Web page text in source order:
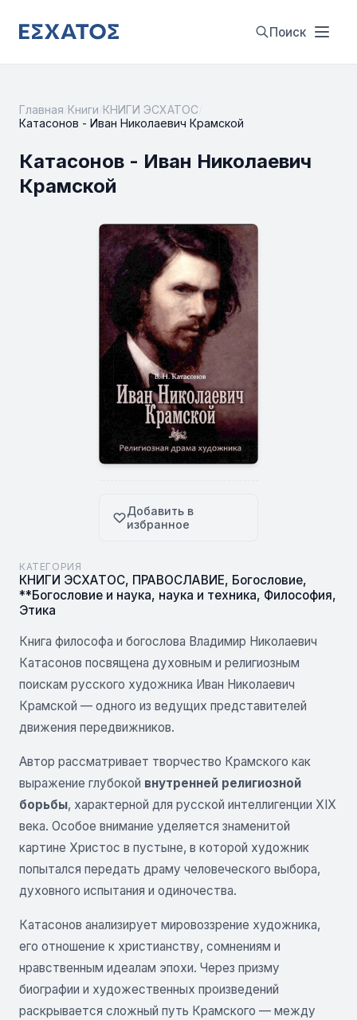
Поиск
Главная Книги КНИГИ ЭСХАТОС
Катасонов - Иван Николаевич Крамской
Катасонов - Иван Николаевич
Крамской
Добавить в
избранное
КАТЕГОРИЯ
КНИГИ ЭСХАТОС, ПРАВОСЛАВИЕ, Богословие,
**Богословие и наука, наука и техника, Философия,
Этика
Книга философа и богослова Владимир Николаевич
Катасонов посвящена духовным и религиозным
поискам русского художника Иван Николаевич
Крамской — одного из ведущих представителей
движения передвижников.
Автор рассматривает творчество Крамского как
выражение глубокой внутренней религиозной
борьбы, характерной для русской интеллигенции XIX
века. Особое внимание уделяется знаменитой
картине Христос в пустыне, в которой художник
попытался передать драму человеческого выбора,
духовного испытания и одиночества.
Катасонов анализирует мировоззрение художника,
его отношение к христианству, сомнениям и
нравственным идеалам эпохи. Через призму
биографии и художественных произведений
раскрывается сложный путь Крамского — между